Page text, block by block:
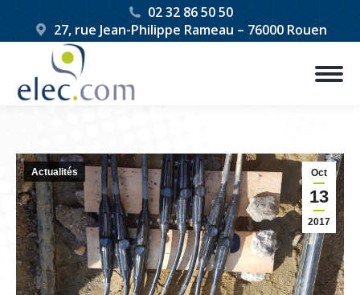
02 32 86 50 50
27, rue Jean-Philippe Rameau – 76000 Rouen
Oct
13
2017
Actualités